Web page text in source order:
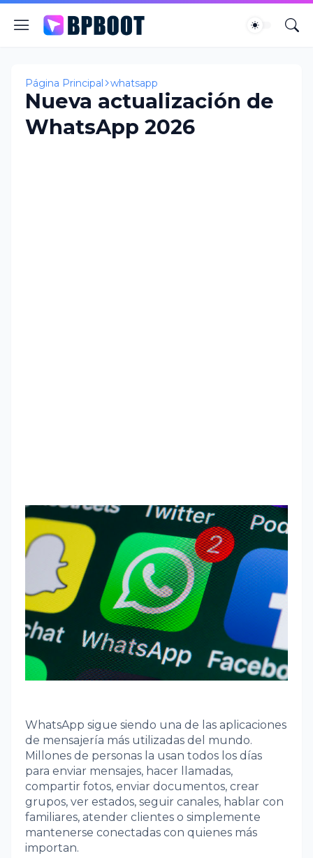
Página Principal whatsapp
Nueva actualización de
WhatsApp 2026
WhatsApp sigue siendo una de las aplicaciones
de mensajería más utilizadas del mundo.
Millones de personas la usan todos los días
para enviar mensajes, hacer llamadas,
compartir fotos, enviar documentos, crear
grupos, ver estados, seguir canales, hablar con
familiares, atender clientes o simplemente
mantenerse conectadas con quienes más
importan.